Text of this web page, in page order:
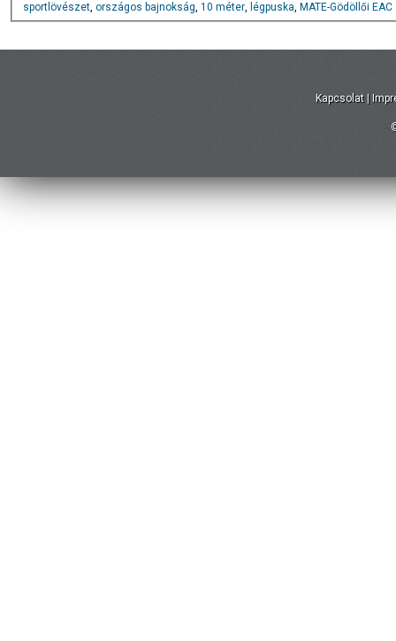
sportlövészet, országos bajnokság, 10 méter, légpuska, MATE-Gödöllői EAC
Kapcsolat |